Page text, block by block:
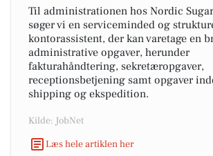
Til administrationen hos Nordic
søger vi en serviceminded og
kontorassistent, der kan varetage en
administrative opgaver, herunder
fakturahåndtering, sekretæropgaver,
receptionsbetjening samt opgaver
shipping og ekspedition.
Kilde: JobNet
Læs hele artiklen her